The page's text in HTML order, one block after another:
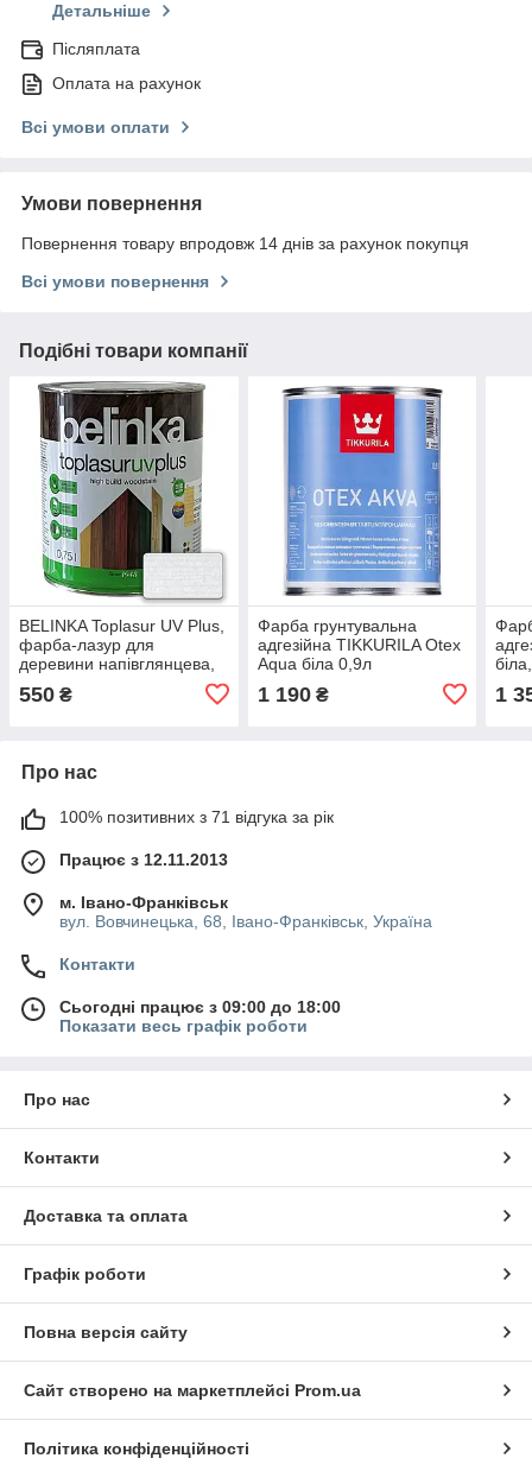
Детальніше
Післяплата
Оплата на рахунок
Всі умови оплати
Умови повернення
Повернення товару впродовж 14 днів за рахунок покупця
Всі умови повернення
Подібні товари компанії
BELINKA Toplasur UV Plus,
фарба-лазур для
деревини напівглянцева,
550 ₴
Фарба грунтувальна
адгезійна TIKKURILA Otex
Aqua біла 0,9л
1 190₴ 1
Про нас
100% позитивних з 71 відгука за рік
Працює з 12.11.2013
м. Івано-Франківськ
вул. Вовчинецька, 68, Івано-Франківськ, Україна
Контакти
Сьогодні працює з 09:00 до 18:00
Показати весь графік роботи
Про нас
Контакти
Доставка та оплата
Графік роботи
Повна версія сайту
Сайт створено на маркетплейсі Prom.ua
Політика конфіденційності